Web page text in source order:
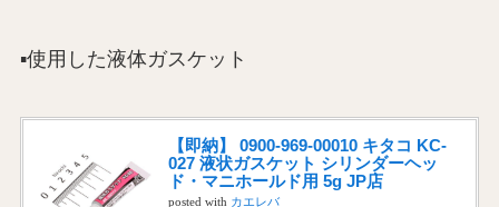
▪️使用した液体ガスケット
【即納】 0900-969-00010 キタコ KC-
027 液状ガスケット シリンダーヘッ
ド・マニホールド用 5g JP店
posted with カエレバ